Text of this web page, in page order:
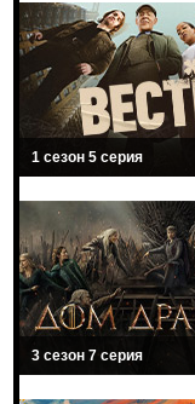
1 сезон 5 серия
3 сезон 7 серия